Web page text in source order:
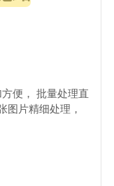
便， 批量处理直
图片精细处理，